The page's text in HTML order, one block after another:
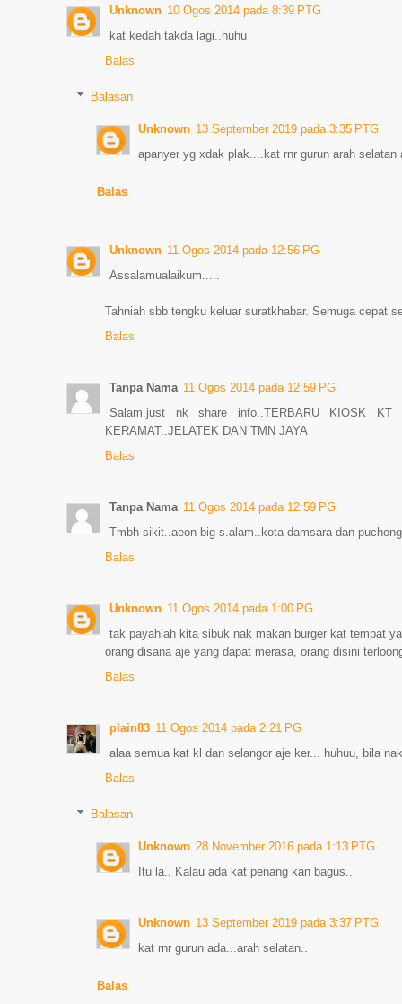
Unknown 10 Ogos 2014 pada 8:39 PTG
kat kedah takda lagi..huhu
Balas
Balasan
Unknown 13 September 2019 pada 3:35 PTG
apanyer yg xdak plak....kat rnr gurun arah
Balas
Unknown 11 Ogos 2014 pada 12:56 PG
Assalamualaikum.....
Tahniah sbb tengku keluar suratkhabar. Semuga cepat
Balas
Tanpa Nama 11 Ogos 2014 pada 12:59 PG
Salam.just nk share info..TERBARU KIOSK KT
KERAMAT..JELATEK DAN TMN JAYA
Balas
Tanpa Nama 11 Ogos 2014 pada 12:59 PG
Tmbh sikit..aeon big s.alam..kota damsara dan
Balas
Unknown 11 Ogos 2014 pada 1:00 PG
tak payahlah kita sibuk nak makan burger kat tempat
orang disana aje yang dapat merasa, orang disini
Balas
plain83 11 Ogos 2014 pada 2:21 PG
alaa semua kat kl dan selangor aje ker... huhuu, bila
Balas
Balasan
Unknown 28 November 2016 pada 1:13 PTG
Itu la.. Kalau ada kat penang kan bagus..
Unknown 13 September 2019 pada 3:37 PTG
kat rnr gurun ada...arah selatan..
Balas